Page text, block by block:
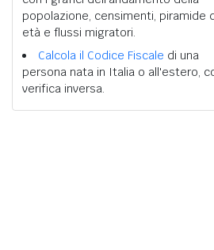
popolazione, censimenti, piramide
età e flussi migratori.
Calcola il Codice Fiscale di una
persona nata in Italia o all'estero,
verifica inversa.